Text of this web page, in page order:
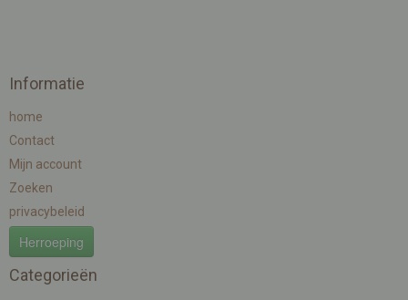
Informatie
home
Contact
Mijn account
Zoeken
privacybeleid
Herroeping
Categorieën